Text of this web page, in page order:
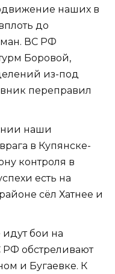
наших в
до
ВС РФ
Боровой,
из-под
переправил
наши
в Купянске-
контроля в
есть на
сёл Хатнее и
идут бои на
РФ обстреливают
и Бугаевке. К